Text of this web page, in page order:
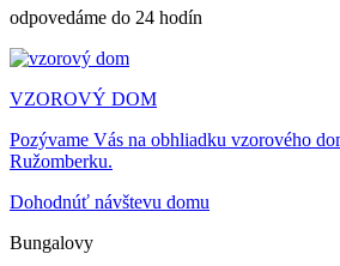
odpovedáme do 24 hodín
VZOROVÝ DOM
Pozývame Vás na obhliadku vzorového
Ružomberku.
Dohodnúť návštevu domu
Bungalovy